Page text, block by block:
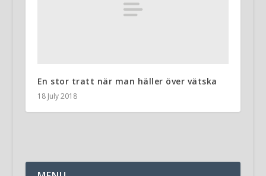
En stor tratt när man häller över vätska
18 July 2018